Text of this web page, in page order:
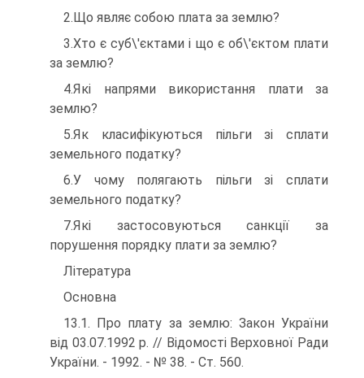
2.Що являє собою плата за землю?
3.Хто є суб\'єктами і що є об\'єктом плати
за землю?
4.Які напрями використання плати за
землю?
5.Як класифікуються пільги зі сплати
земельного податку?
6.У чому полягають пільги зі сплати
земельного податку?
7.Які застосовуються санкції за
порушення порядку плати за землю?
Література
Основна
13.1. Про плату за землю: Закон України
від 03.07.1992 р. // Відомості Верховної Ради
України. - 1992. - № 38. - Ст. 560.